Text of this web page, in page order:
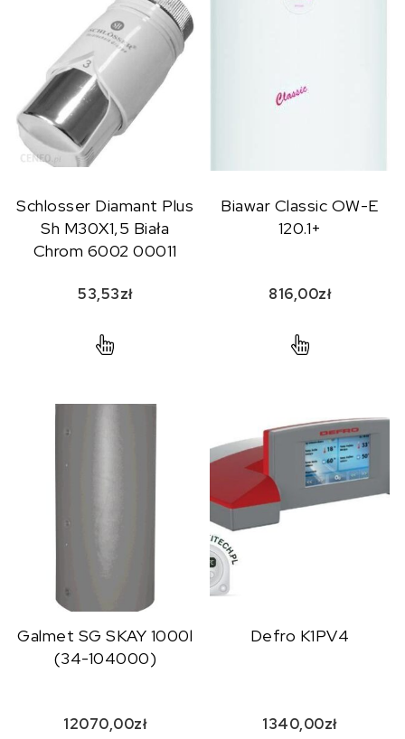
Schlosser Diamant Plus
Sh M30X1,5 Biała
Chrom 6002 00011
53,53zł
Biawar Classic OW-E
120.1+
816,00zł
Galmet SG SKAY 1000l
(34-104000)
12070,00zł
Defro K1PV4
1340,00zł